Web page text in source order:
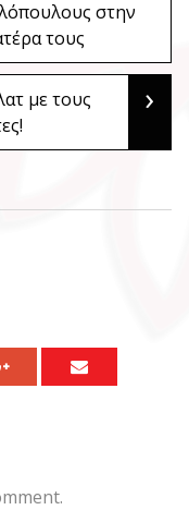
στην
τους
με τους
›